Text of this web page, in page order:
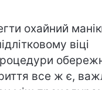
охайний
віці
все ж є,